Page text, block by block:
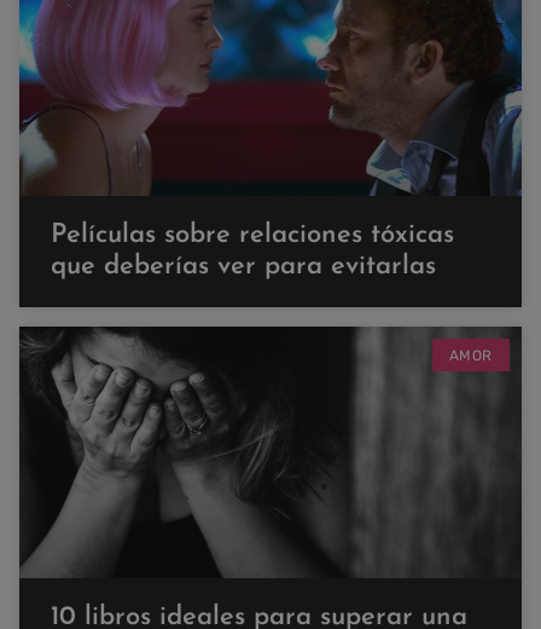
Películas sobre relaciones tóxicas
que deberías ver para evitarlas
AMOR
10 libros ideales para superar una